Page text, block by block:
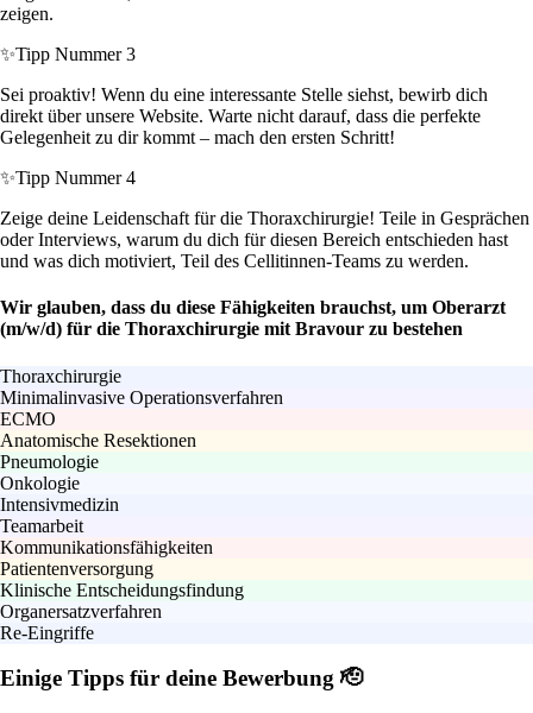
zeigen.
✨Tipp Nummer 3
Sei proaktiv! Wenn du eine interessante Stelle siehst, bewirb dich
direkt über unsere Website. Warte nicht darauf, dass die perfekte
Gelegenheit zu dir kommt – mach den ersten Schritt!
✨Tipp Nummer 4
Zeige deine Leidenschaft für die Thoraxchirurgie! Teile in Gesprächen
oder Interviews, warum du dich für diesen Bereich entschieden hast
und was dich motiviert, Teil des Cellitinnen-Teams zu werden.
Wir glauben, dass du diese Fähigkeiten brauchst, um Oberarzt
(m/w/d) für die Thoraxchirurgie mit Bravour zu bestehen
Thoraxchirurgie
Minimalinvasive Operationsverfahren
ECMO
Anatomische Resektionen
Pneumologie
Onkologie
Intensivmedizin
Teamarbeit
Kommunikationsfähigkeiten
Patientenversorgung
Klinische Entscheidungsfindung
Organersatzverfahren
Re-Eingriffe
Einige Tipps für deine Bewerbung 🫡